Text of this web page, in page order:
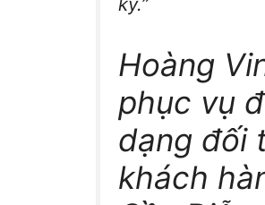
Hoàng
phục vụ
dạng đối
khách